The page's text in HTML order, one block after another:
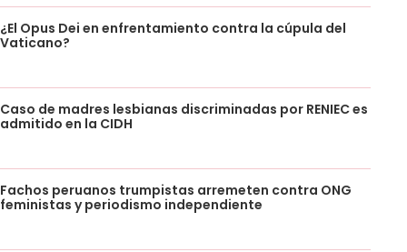
¿El Opus Dei en enfrentamiento contra la cúpula del
Vaticano?
Caso de madres lesbianas discriminadas por RENIEC es
admitido en la CIDH
Fachos peruanos trumpistas arremeten contra ONG
feministas y periodismo independiente